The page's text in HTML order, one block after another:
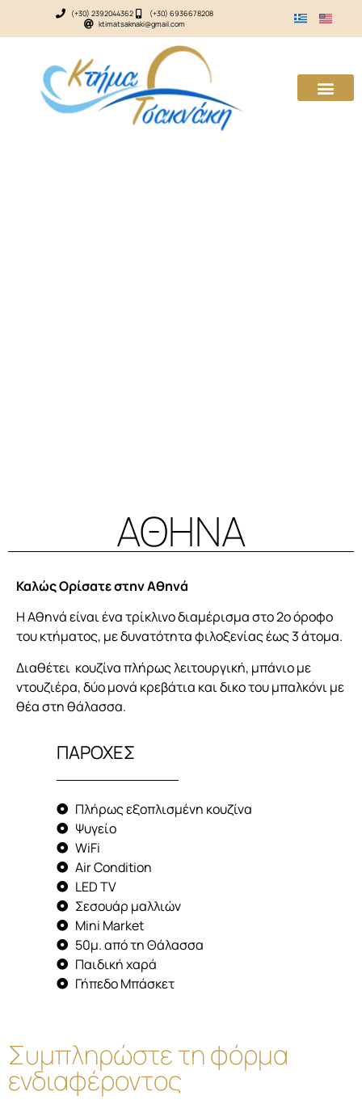
(+30) 2392044362
(+30) 6936678208
ktimatsaknaki@gmail.com
ΑΘΗΝΑ
Καλώς Ορίσατε στην Αθηνά
Η Αθηνά είναι ένα τρίκλινο διαμέρισμα στο 2ο όροφο
του κτήματος, με δυνατότητα φιλοξενίας έως 3 άτομα.
Διαθέτει κουζίνα πλήρως λειτουργική, μπάνιο με
ντουζιέρα, δύο μονά κρεβάτια και δικο του μπαλκόνι με
θέα στη θάλασσα.
ΠΑΡΟΧΕΣ
Πλήρως εξοπλισμένη κουζίνα
Ψυγείο
WiFi
Air Condition
LED TV
Σεσουάρ μαλλιών
Mini Market
50μ. από τη Θάλασσα
Παιδική χαρά
Γήπεδο Μπάσκετ
Συμπληρώστε τη φόρμα
ενδιαφέροντος